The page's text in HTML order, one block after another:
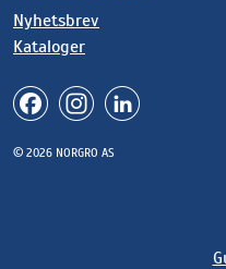
Nyhetsbrev
Kataloger
© 2026 NORGRO AS